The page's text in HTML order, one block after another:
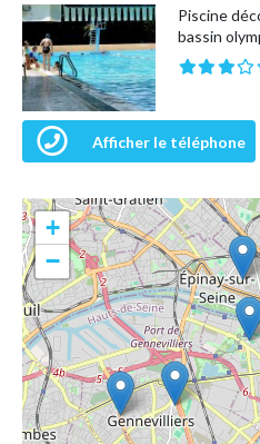
Piscine
bassin
Afficher le téléphone
+
−